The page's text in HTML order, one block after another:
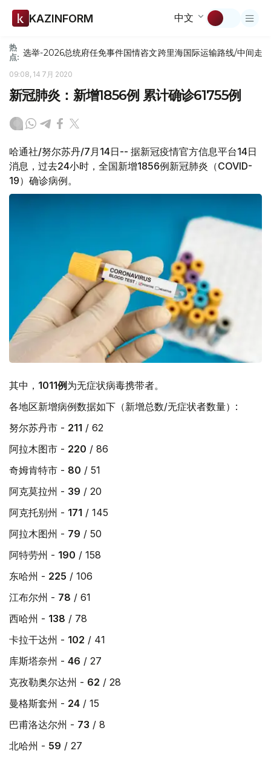
KAZINFORM 中文
热
点: 选举-2026总统府任免事件国情咨文跨里海国际运输路线/中间走廊
09:08, 14 7月 2020
新冠肺炎：新增1856例 累计确诊61755例
哈通社/努尔苏丹/7月14日-- 据新冠疫情官方信息平台14日
消息，过去24小时，全国新增1856例新冠肺炎（COVID-
19）确诊病例。
其中， 1011例 为无症状病毒携带者。
各地区新增病例数据如下（新增总数/无症状者数量）:
努尔苏丹市 - 211 / 62
阿拉木图市 - 220 / 86
奇姆肯特市 - 80 / 51
阿克莫拉州 - 39 / 20
阿克托别州 - 171 / 145
阿拉木图州 - 79 / 50
阿特劳州 - 190 / 158
东哈州 - 225 / 106
江布尔州 - 78 / 61
西哈州 - 138 / 78
卡拉干达州 - 102 / 41
库斯塔奈州 - 46 / 27
克孜勒奥尔达州 - 62 / 28
曼格斯套州 - 24 / 15
巴甫洛达尔州 - 73 / 8
北哈州 - 59 / 27